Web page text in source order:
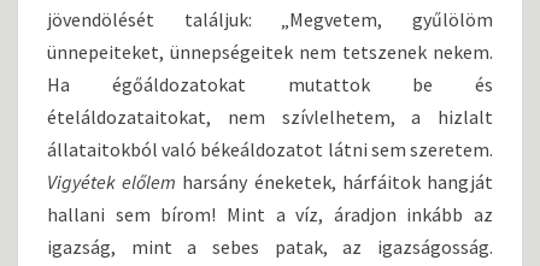
jövendölését találjuk: „Megvetem, gyűlölöm
ünnepeiteket, ünnepségeitek nem tetszenek nekem.
Ha égőáldozatokat mutattok be és
ételáldozataitokat, nem szívlelhetem, a hizlalt
állataitokból való békeáldozatot látni sem szeretem.
Vigyétek előlem harsány éneketek, hárfáitok hangját
hallani sem bírom! Mint a víz, áradjon inkább az
igazság, mint a sebes patak, az igazságosság.